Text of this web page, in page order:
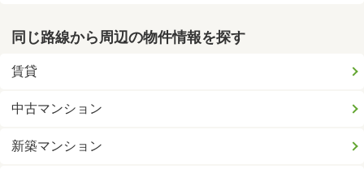
同じ路線から周辺の物件情報を探す
賃貸
中古マンション
新築マンション